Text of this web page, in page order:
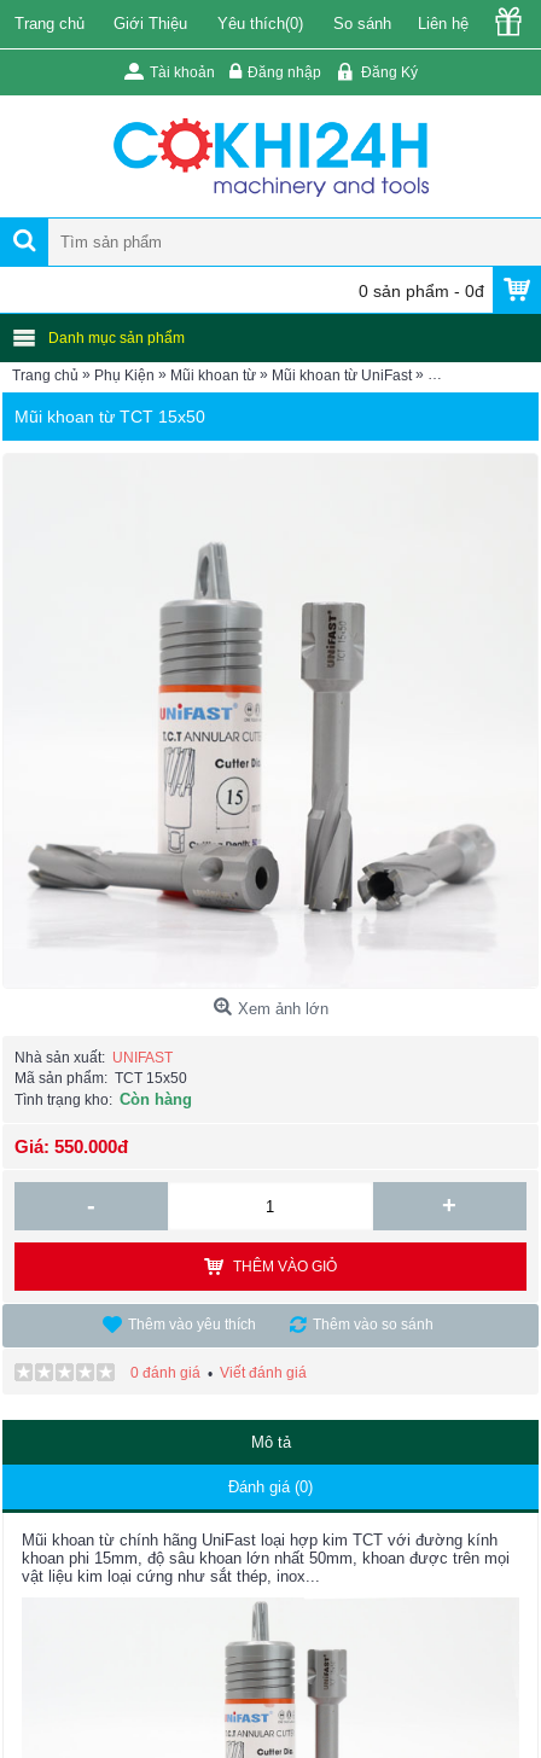
Trang chủ Giới Thiệu Yêu thích(0) So sánh Liên hệ
Tài khoản Đăng nhập Đăng Ký
0 sản phẩm - 0đ
Danh mục sản phẩm
Trang chủ » Phụ Kiện » Mũi khoan từ » Mũi khoan từ UniFast » Mũi khoan từ
Mũi khoan từ TCT 15x50
Xem ảnh lớn
Nhà sản xuất: UNIFAST
Mã sản phẩm: TCT 15x50
Tình trạng kho: Còn hàng
Giá: 550.000đ
- +
THÊM VÀO GIỎ
Thêm vào yêu thích Thêm vào so sánh
0 đánh giá • Viết đánh giá
Mô tả
Đánh giá (0)
Mũi khoan từ chính hãng UniFast loại hợp kim TCT với đường kính
khoan phi 15mm, độ sâu khoan lớn nhất 50mm, khoan được trên mọi
vật liệu kim loại cứng như sắt thép, inox...